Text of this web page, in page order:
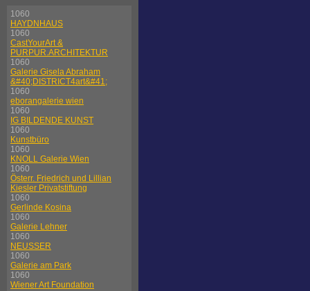
1060
HAYDNHAUS
1060
CastYourArt &
PURPUR.ARCHITEKTUR
1060
Galerie Gisela Abraham
&#40;DISTRICT4art&#41;
1060
eborangalerie wien
1060
IG BILDENDE KUNST
1060
Kunstbüro
1060
KNOLL Galerie Wien
1060
Österr. Friedrich und Lillian
Kiesler Privatstiftung
1060
Gerlinde Kosina
1060
Galerie Lehner
1060
NEUSSER
1060
Galerie am Park
1060
Wiener Art Foundation